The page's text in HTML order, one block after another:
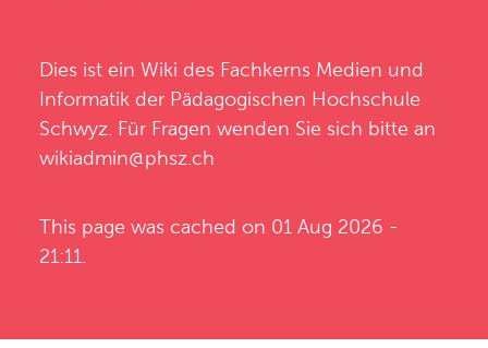
Dies ist ein Wiki des Fachkerns Medien und
Informatik der Pädagogischen Hochschule
Schwyz . Für Fragen wenden Sie sich bitte an
wikiadmin@phsz.ch
This page was cached on 01 Aug 2026 -
21:11.